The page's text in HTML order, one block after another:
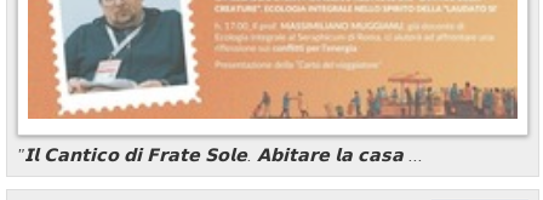
"𝗜𝗹 𝗖𝗮𝗻𝘁𝗶𝗰𝗼 𝗱𝗶 𝗙𝗿𝗮𝘁𝗲 𝗦𝗼𝗹𝗲. 𝗔𝗯𝗶𝘁𝗮𝗿𝗲 𝗹𝗮 𝗰𝗮𝘀𝗮 ...